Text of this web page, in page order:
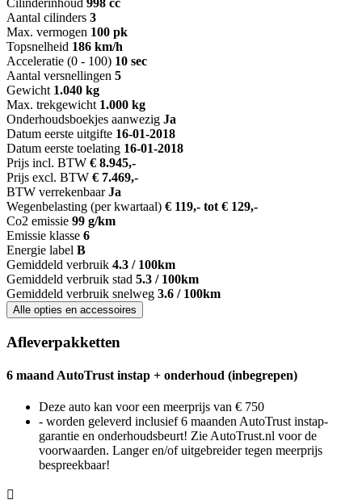
Cilinderinhoud 998 cc
Aantal cilinders 3
Max. vermogen 100 pk
Topsnelheid 186 km/h
Acceleratie (0 - 100) 10 sec
Aantal versnellingen 5
Gewicht 1.040 kg
Max. trekgewicht 1.000 kg
Onderhoudsboekjes aanwezig Ja
Datum eerste uitgifte 16-01-2018
Datum eerste toelating 16-01-2018
Prijs incl. BTW € 8.945,-
Prijs excl. BTW € 7.469,-
BTW verrekenbaar Ja
Wegenbelasting (per kwartaal) € 119,- tot € 129,-
Co2 emissie 99 g/km
Emissie klasse 6
Energie label B
Gemiddeld verbruik 4.3 / 100km
Gemiddeld verbruik stad 5.3 / 100km
Gemiddeld verbruik snelweg 3.6 / 100km
Alle opties en accessoires
Afleverpakketten
6 maand AutoTrust instap + onderhoud (inbegrepen)
Deze auto kan voor een meerprijs van € 750
- worden geleverd inclusief 6 maanden AutoTrust instap-
garantie en onderhoudsbeurt! Zie AutoTrust.nl voor de
voorwaarden. Langer en/of uitgebreider tegen meerprijs
bespreekbaar!